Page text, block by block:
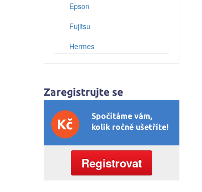
Epson
Fujitsu
Hermes
IBM
Konica-Minolta (Minolta)
Kyocera
Lexmark
Zaregistrujte se
Kč
Spočítáme vám,
kolik ročně ušetříte!
Registrovat